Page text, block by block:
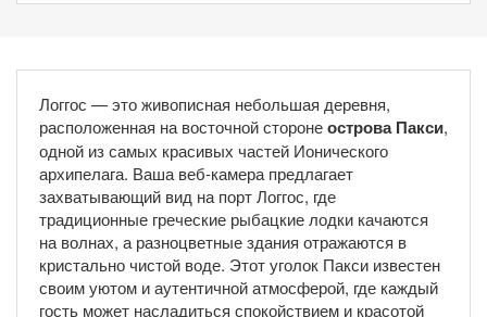
Логгос — это живописная небольшая деревня,
расположенная на восточной сторонеострова Пакси,
одной из самых красивых частей Ионического
архипелага. Ваша веб-камера предлагает
захватывающий вид на порт Логгос, где
традиционные греческие рыбацкие лодки качаются
на волнах, а разноцветные здания отражаются в
кристально чистой воде. Этот уголок Пакси известен
своим уютом и аутентичной атмосферой, где каждый
гость может насладиться спокойствием и красотой